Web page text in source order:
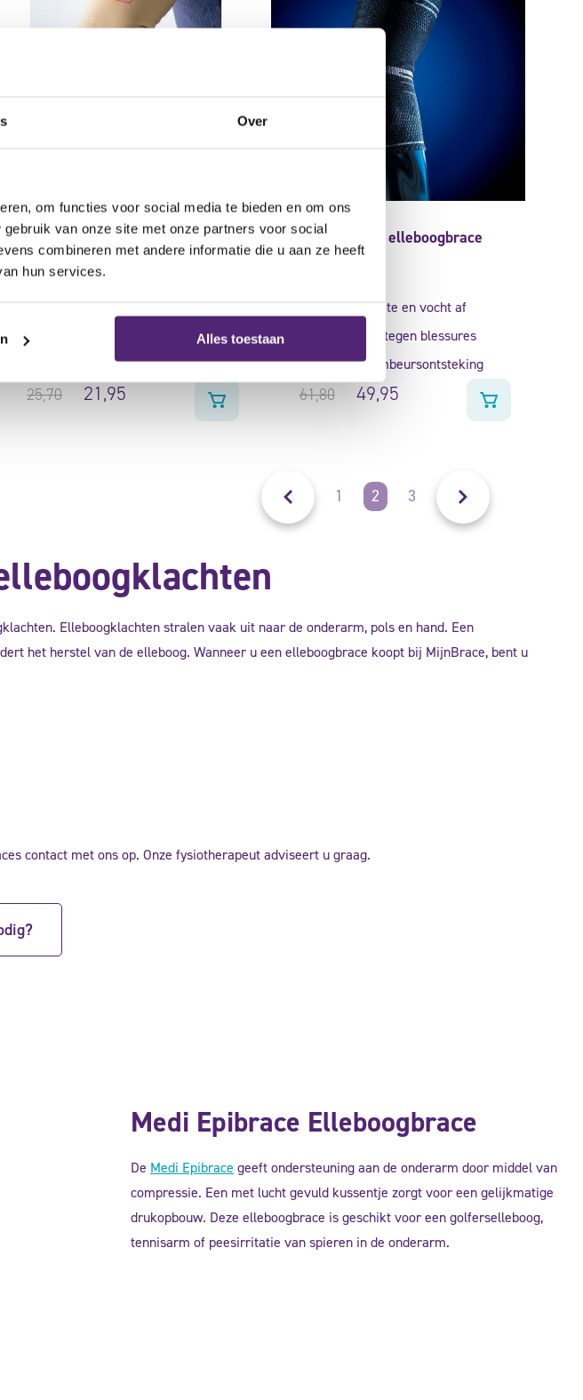
Over
om functies voor social media te bieden en om ons
van onze site met onze partners voor social
combineren met andere informatie die u aan ze heeft
hun services.
Alles toestaan
Gewaardeerd
4.67uit
bij kneuzing of verrekking
geschikt voor zwakke elleboog
25,70 21,95
LP X-tremus elleboogbrace
150
Gewaardeerd
4.00
voert warmte en vocht af
beschermt tegen blessures
bij een slijmbeursontsteking
61,80 49,95
1 2 3
Elleboogklachten stralen vaak uit naar de onderarm, pols en hand. Een
het herstel van de elleboog. Wanneer u een elleboogbrace koopt bij MijnBrace, bent u
contact met ons op. Onze fysiotherapeut adviseert u graag.
Medi Epibrace Elleboogbrace
De Medi Epibrace geeft ondersteuning aan de onderarm door middel van
compressie. Een met lucht gevuld kussentje zorgt voor een gelijkmatige
drukopbouw. Deze elleboogbrace is geschikt voor een golferselleboog,
tennisarm of peesirritatie van spieren in de onderarm.